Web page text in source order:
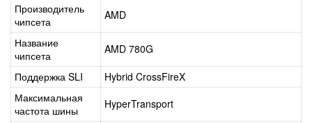
Производитель
чипсета
AMD
Название
чипсета
AMD 780G
Поддержка SLI
Hybrid CrossFireX
Максимальная
частота шины
HyperTransport